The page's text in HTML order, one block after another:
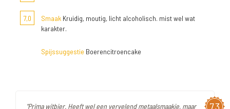
7,0 Smaak Kruidig, moutig, licht alcoholisch. mist wel wat
karakter.
Spijssuggestie Boerencitroencake
7,3
"Prima witbier. Heeft wel een vervelend metaalsmaakje, maar